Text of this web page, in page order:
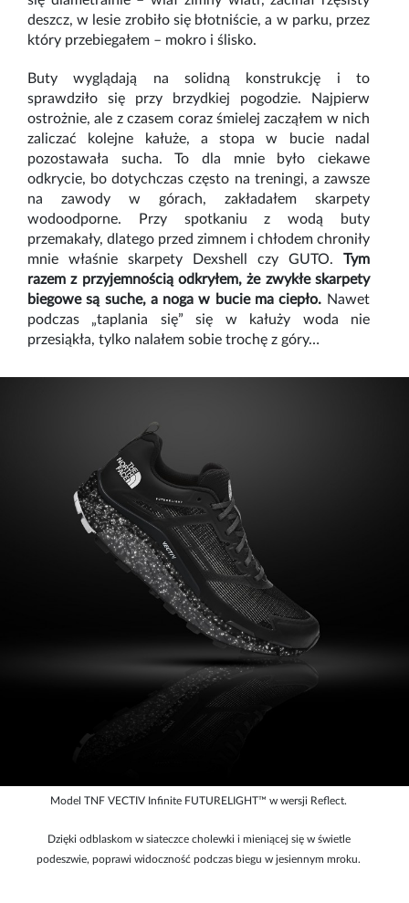
deszcz, w lesie zrobiło się błotniście, a w parku, przez
który przebiegałem – mokro i ślisko.
Buty wyglądają na solidną konstrukcję i to
sprawdziło się przy brzydkiej pogodzie. Najpierw
ostrożnie, ale z czasem coraz śmielej zacząłem w nich
zaliczać kolejne kałuże, a stopa w bucie nadal
pozostawała sucha. To dla mnie było ciekawe
odkrycie, bo dotychczas często na treningi, a zawsze
na zawody w górach, zakładałem skarpety
wodoodporne. Przy spotkaniu z wodą buty
przemakały, dlatego przed zimnem i chłodem chroniły
mnie właśnie skarpety Dexshell czy GUTO. Tym
razem z przyjemnością odkryłem, że zwykłe skarpety
biegowe są suche, a noga w bucie ma ciepło. Nawet
podczas „taplania się” się w kałuży woda nie
przesiąkła, tylko nalałem sobie trochę z góry…
Model TNF VECTIV Infinite FUTURELIGHT™ w wersji Reflect.
Dzięki odblaskom w siateczce cholewki i mieniącej się w świetle
podeszwie, poprawi widoczność podczas biegu w jesiennym mroku.